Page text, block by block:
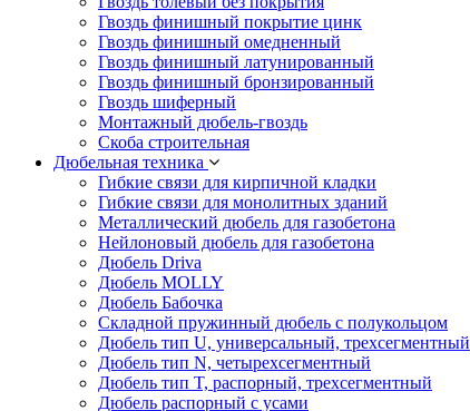
Гвоздь финишный покрытие цинк
Гвоздь финишный омедненный
Гвоздь финишный латунированный
Гвоздь финишный бронзированный
Гвоздь шиферный
Монтажный дюбель-гвоздь
Скоба строительная
Дюбельная техника
Гибкие связи для кирпичной кладки
Гибкие связи для монолитных зданий
Металлический дюбель для газобетона
Нейлоновый дюбель для газобетона
Дюбель Driva
Дюбель MOLLY
Дюбель Бабочка
Складной пружинный дюбель с полукольцом
Дюбель тип U, универсальный, трехсегментный
Дюбель тип N, четырехсегментный
Дюбель тип T, распорный, трехсегментный
Дюбель распорный с усами